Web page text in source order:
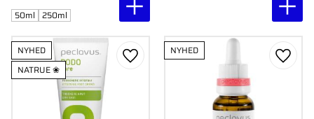
elasticitet. NATRUE-
certificeret. 50 eller
50ml 250ml
NYHED
NATRUE ❀
Gem som favorit
NYHED
Gem